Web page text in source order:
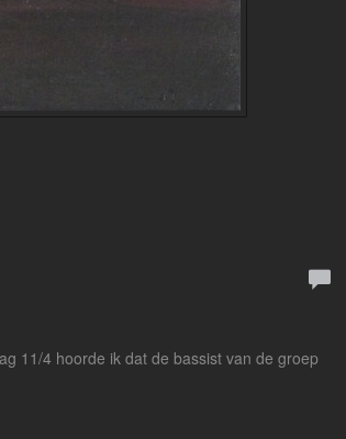
11/4 hoorde ik dat de bassist van de groep